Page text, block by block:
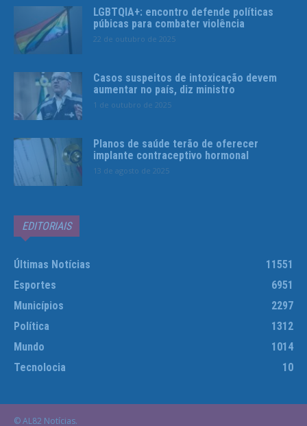
LGBTQIA+: encontro defende políticas
púbicas para combater violência
22 de outubro de 2025
Casos suspeitos de intoxicação devem
aumentar no país, diz ministro
1 de outubro de 2025
Planos de saúde terão de oferecer
implante contraceptivo hormonal
13 de agosto de 2025
EDITORIAIS
Últimas Notícias
11551
Esportes
6951
Municípios
2297
Política
1312
Mundo
1014
Tecnolocia
10
© AL82 Notícias.